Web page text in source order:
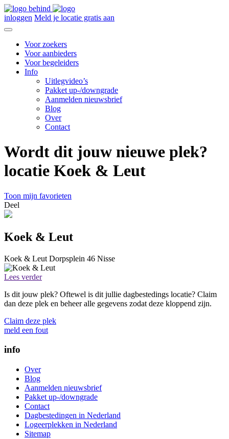
inloggen Meld je locatie gratis aan
Voor zoekers
Voor aanbieders
Voor begeleiders
Info
Uitlegvideo’s
Pakket up-/downgrade
Aanmelden nieuwsbrief
Blog
Over
Contact
Wordt dit jouw nieuwe plek?
locatie Koek & Leut
Toon mijn favorieten
Deel
Koek & Leut
Koek & Leut Dorpsplein 46 Nisse
Lees verder
Is dit jouw plek? Oftewel is dit jullie dagbestedings locatie? Claim
dan deze plek en beheer alle gegevens zodat deze kloppend zijn.
Claim deze plek
meld een fout
info
Over
Blog
Aanmelden nieuwsbrief
Pakket up-/downgrade
Contact
Dagbestedingen in Nederland
Logeerplekken in Nederland
Sitemap